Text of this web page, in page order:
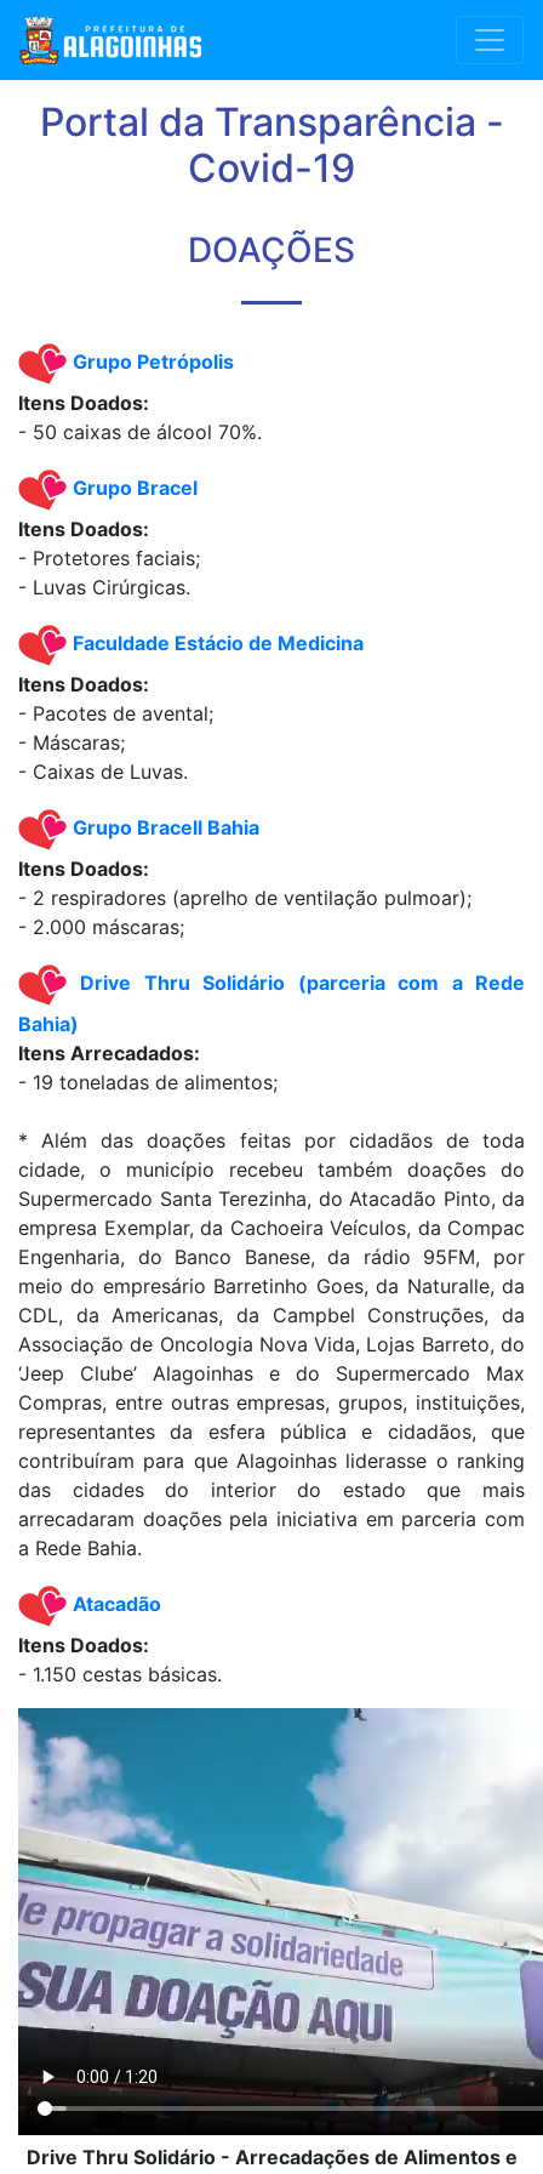
Portal da Transparência -
Covid-19
DOAÇÕES
Grupo Petrópolis
Itens Doados:
- 50 caixas de álcool 70%.
Grupo Bracel
Itens Doados:
- Protetores faciais;
- Luvas Cirúrgicas.
Faculdade Estácio de Medicina
Itens Doados:
- Pacotes de avental;
- Máscaras;
- Caixas de Luvas.
Grupo Bracell Bahia
Itens Doados:
- 2 respiradores (aprelho de ventilação pulmoar);
- 2.000 máscaras;
Drive Thru Solidário (parceria com a Rede
Bahia)
Itens Arrecadados:
- 19 toneladas de alimentos;
* Além das doações feitas por cidadãos de toda
cidade, o município recebeu também doações do
Supermercado Santa Terezinha, do Atacadão Pinto, da
empresa Exemplar, da Cachoeira Veículos, da Compac
Engenharia, do Banco Banese, da rádio 95FM, por
meio do empresário Barretinho Goes, da Naturalle, da
CDL, da Americanas, da Campbel Construções, da
Associação de Oncologia Nova Vida, Lojas Barreto, do
‘Jeep Clube’ Alagoinhas e do Supermercado Max
Compras, entre outras empresas, grupos, instituições,
representantes da esfera pública e cidadãos, que
contribuíram para que Alagoinhas liderasse o ranking
das cidades do interior do estado que mais
arrecadaram doações pela iniciativa em parceria com
a Rede Bahia.
Atacadão
Itens Doados:
- 1.150 cestas básicas.
Drive Thru Solidário - Arrecadações de Alimentos e